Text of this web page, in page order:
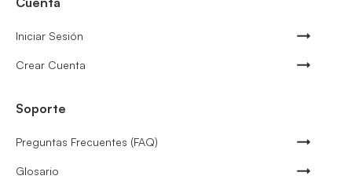
Iniciar Sesión
Crear Cuenta
Soporte
Preguntas Frecuentes (FAQ)
Glosario